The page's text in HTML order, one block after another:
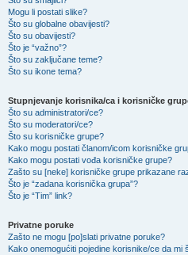
Mogu li postati slike?
Što su globalne obavijesti?
Što su obavijesti?
Što je “važno”?
Što su zaključane teme?
Što su ikone tema?
Stupnjevanje korisnika/ca i korisničke
Što su administratori/ce?
Što su moderatori/ce?
Što su korisničke grupe?
Kako mogu postati članom/icom korisničke
Kako mogu postati vođa korisničke grupe?
Zašto su [neke] korisničke grupe prikazane
Što je “zadana korisnička grupa”?
Što je “Tim” link?
Privatne poruke
Zašto ne mogu [po]slati privatne poruke?
Kako onemogućiti pojedine korisnike/ce da mi